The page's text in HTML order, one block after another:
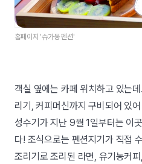
홈페이지 '슈가몽 펜션'
객실 옆에는 카페 위치하고 있는
리기, 커피머신까지 구비되어 있
성수기가 지난 9월 1일부터는 이
다! 조식으로는 펜션지기가 직접
조리기로 조리된 라면, 유기농커